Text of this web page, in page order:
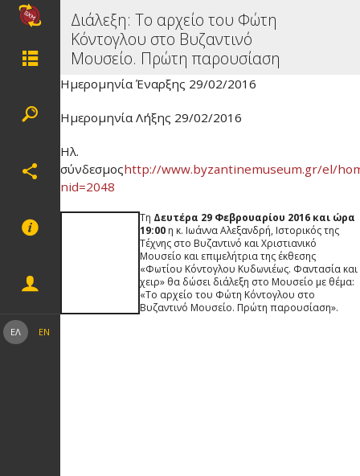
ΕΛ EN
Διάλεξη: Το αρχείο του Φώτη
Κόντογλου στο Βυζαντινό
Μουσείο. Πρώτη παρουσίαση
Ημερομηνία Έναρξης 29/02/2016
Ημερομηνία Λήξης 29/02/2016
Ηλ.
σύνδεσμοςhttp://www.byzantinemuseum.gr/el/
nid=2048
Τη Δευτέρα 29 Φεβρουαρίου 2016 και ώρα
19:00η κ. Ιωάννα Αλεξανδρή, Ιστορικός της
Τέχνης στο Βυζαντινό και Χριστιανικό
Μουσείο και επιμελήτρια της έκθεσης
«Φωτίου Κόντογλου Κυδωνιέως. Φαντασία και
χειρ» θα δώσει διάλεξη στο Μουσείο με θέμα:
«Το αρχείο του Φώτη Κόντογλου στο
Βυζαντινό Μουσείο. Πρώτη παρουσίαση».